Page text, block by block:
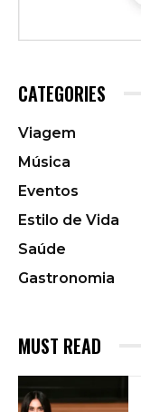
CATEGORIES
Viagem
Música
Eventos
Estilo de Vida
Saúde
Gastronomia
MUST READ